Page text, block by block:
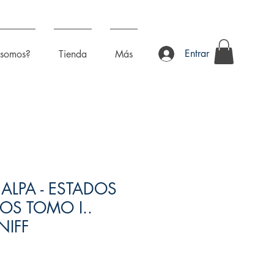
Tienda Más Entrar
- ESTADOS
TOMO I..